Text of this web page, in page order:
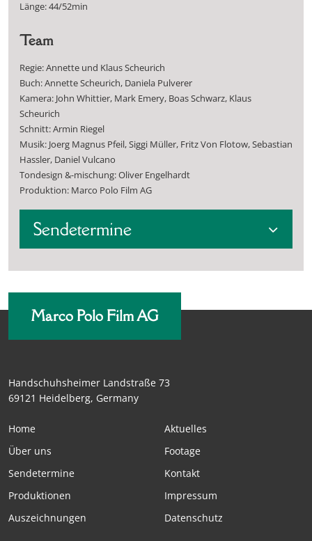
Länge: 44/52min
Team
Regie: Annette und Klaus Scheurich
Buch: Annette Scheurich, Daniela Pulverer
Kamera: John Whittier, Mark Emery, Boas Schwarz, Klaus
Scheurich
Schnitt: Armin Riegel
Musik: Joerg Magnus Pfeil, Siggi Müller, Fritz Von Flotow, Sebastian
Hassler, Daniel Vulcano
Tondesign &-mischung: Oliver Engelhardt
Produktion: Marco Polo Film AG
Sendetermine
Marco Polo Film AG
Handschuhsheimer Landstraße 73
69121 Heidelberg, Germany
Home
Über uns
Sendetermine
Produktionen
Auszeichnungen
Aktuelles
Footage
Kontakt
Impressum
Datenschutz